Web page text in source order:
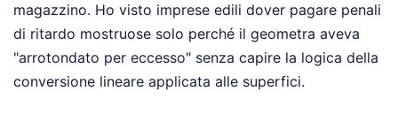
magazzino. Ho visto imprese edili dover pagare penali
di ritardo mostruose solo perché il geometra aveva
"arrotondato per eccesso" senza capire la logica della
conversione lineare applicata alle superfici.